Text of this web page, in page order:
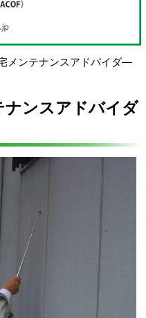
メンテナンスアドバイダ―
ナンスアドバイダ